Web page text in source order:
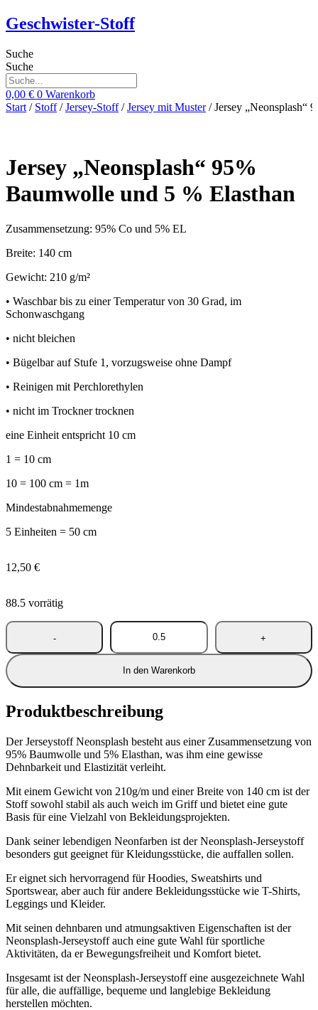
Zum
Inhalt
Geschwister-Stoff
Suche
Suche
0,00 € 0 Warenkorb
Start / Stoff/Jersey-Stoff/Jersey mit Muster/ Jersey „Neonsplash“
Jersey „Neonsplash“ 95%
Baumwolle und 5 % Elasthan
Zusammensetzung: 95% Co und 5% EL
Breite: 140 cm
Gewicht: 210 g/m²
• Waschbar bis zu einer Temperatur von 30 Grad, im
Schonwaschgang
• nicht bleichen
• Bügelbar auf Stufe 1, vorzugsweise ohne Dampf
• Reinigen mit Perchlorethylen
• nicht im Trockner trocknen
eine Einheit entspricht 10 cm
1 = 10 cm
10 = 100 cm = 1m
Mindestabnahmemenge
5 Einheiten = 50 cm
12,50 €
88.5 vorrätig
In den Warenkorb
Produktbeschreibung
Der Jerseystoff Neonsplash besteht aus einer Zusammensetzung von
95% Baumwolle und 5% Elasthan, was ihm eine gewisse
Dehnbarkeit und Elastizität verleiht.
Mit einem Gewicht von 210g/m und einer Breite von 140 cm ist der
Stoff sowohl stabil als auch weich im Griff und bietet eine gute
Basis für eine Vielzahl von Bekleidungsprojekten.
Dank seiner lebendigen Neonfarben ist der Neonsplash-Jerseystoff
besonders gut geeignet für Kleidungsstücke, die auffallen sollen.
Er eignet sich hervorragend für Hoodies, Sweatshirts und
Sportswear, aber auch für andere Bekleidungsstücke wie T-Shirts,
Leggings und Kleider.
Mit seinen dehnbaren und atmungsaktiven Eigenschaften ist der
Neonsplash-Jerseystoff auch eine gute Wahl für sportliche
Aktivitäten, da er Bewegungsfreiheit und Komfort bietet.
Insgesamt ist der Neonsplash-Jerseystoff eine ausgezeichnete Wahl
für alle, die auffällige, bequeme und langlebige Bekleidung
herstellen möchten.